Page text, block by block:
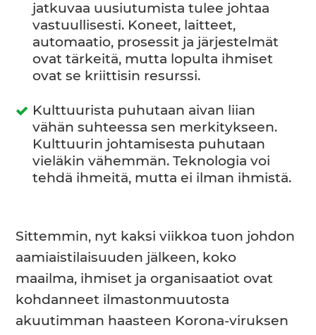
jatkuvaa uusiutumista tulee johtaa
vastuullisesti. Koneet, laitteet,
automaatio, prosessit ja järjestelmät
ovat tärkeitä, mutta lopulta ihmiset
ovat se kriittisin resurssi.
Kulttuurista puhutaan aivan liian
vähän suhteessa sen merkitykseen.
Kulttuurin johtamisesta puhutaan
vieläkin vähemmän. Teknologia voi
tehdä ihmeitä, mutta ei ilman ihmistä.
Sittemmin, nyt kaksi viikkoa tuon johdon
aamiaistilaisuuden jälkeen, koko
maailma, ihmiset ja organisaatiot ovat
kohdanneet ilmastonmuutosta
akuutimman haasteen Korona-viruksen